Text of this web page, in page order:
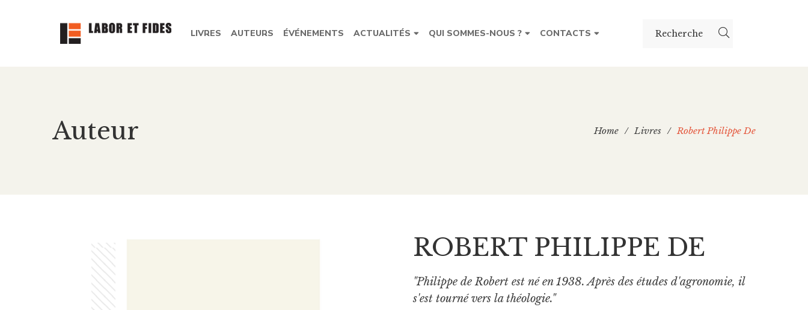
LIVRES AUTEURS ÉVÉNEMENTS ACTUALITÉS QUI SOMMES-NOUS ? CONTACTS
Auteur Home / Livres / Robert Philippe De
ROBERT PHILIPPE DE
"Philippe de Robert est né en 1938. Après des études d'agronomie, il
s'est tourné vers la théologie."